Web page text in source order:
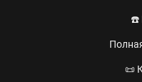
☎️
📜